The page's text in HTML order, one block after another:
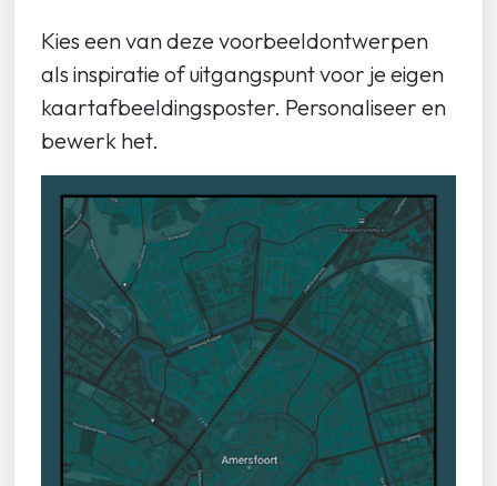
Kies een van deze voorbeeldontwerpen
als inspiratie of uitgangspunt voor je eigen
kaartafbeeldingsposter. Personaliseer en
bewerk het.